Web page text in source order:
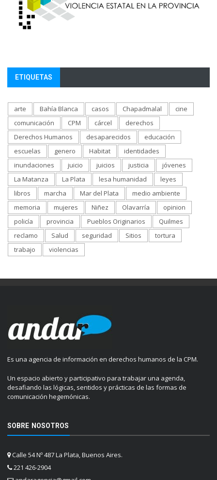
ETIQUETAS
arte Bahía Blanca casos Chapadmalal
cine
comunicación
CPM cárcel
derechos
Derechos Humanos
desaparecidos
educación
escuelas
genero Habitat
identidades
inundaciones
juicio juicios justicia
jóvenes
La Matanza
La Plata lesa humanidad
leyes
libros
marcha Mar del Plata
medio ambiente
memoria
mujeres Niñez Olavarría
opinion
policía
provincia Pueblos Originarios
Quilmes
reclamo
Salud seguridad Sitios
tortura
trabajo
violencias
Es una agencia de información en derechos humanos de la CPM.
Un espacio abierto y participativo para trabajar una agenda,
desafiando las lógicas, sentidos y prácticas de las formas de
comunicación hegemónicas.
SOBRE NOSOTROS
Calle 54 Nº 487 La Plata, Buenos Aires.
221 426-2904